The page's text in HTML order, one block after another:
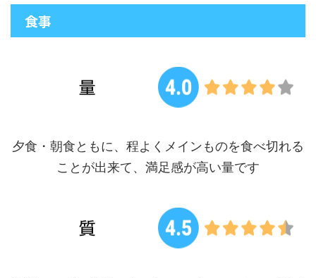
食事
夕食・朝食ともに、程よくメインものを食べ切れる
ことが出来て、満足感が高い量です